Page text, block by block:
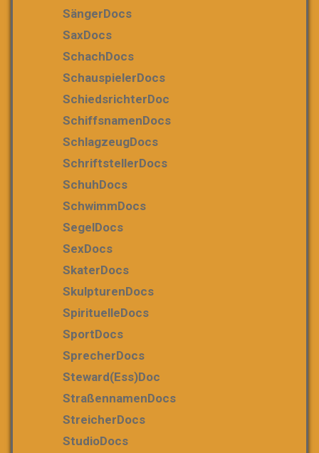
SängerDocs
SaxDocs
SchachDocs
SchauspielerDocs
SchiedsrichterDoc
SchiffsnamenDocs
SchlagzeugDocs
SchriftstellerDocs
SchuhDocs
SchwimmDocs
SegelDocs
SexDocs
SkaterDocs
SkulpturenDocs
SpirituelleDocs
SportDocs
SprecherDocs
Steward(ess)Doc
StraßennamenDocs
StreicherDocs
StudioDocs